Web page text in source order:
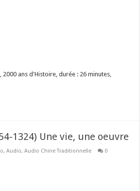
2000 ans d'Histoire, durée : 26 minutes,
1324) Une vie, une oeuvre
,Audio,Audio Chine Traditionnelle 0